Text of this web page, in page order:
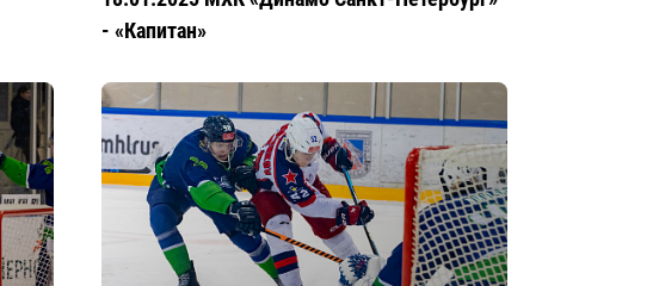
- «Капитан»